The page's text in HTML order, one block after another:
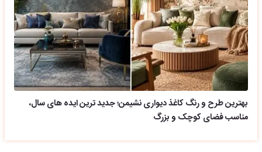
بهترین طرح و رنگ کاغذ دیواری نشیمن؛ جدید ترین ایده های سال،
مناسب فضای کوچک و بزرگ